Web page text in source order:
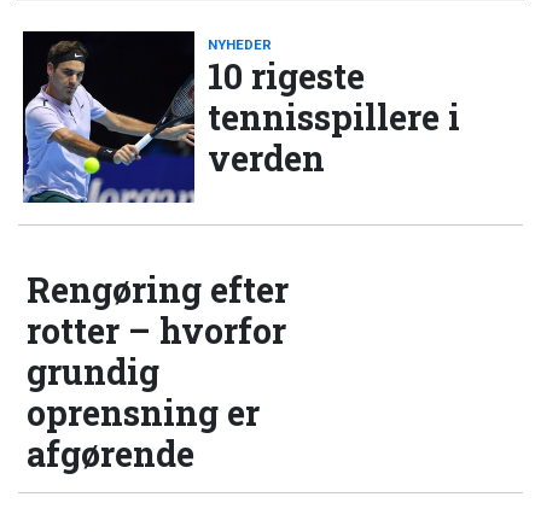
NYHEDER
10 rigeste
tennisspillere i
verden
Rengøring efter
rotter – hvorfor
grundig
oprensning er
afgørende